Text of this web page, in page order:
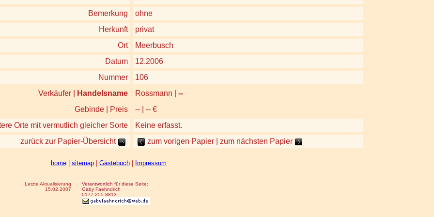
Bemerkung
ohne
Herkunft
privat
Ort
Meerbusch
Datum
12.2006
Nummer
106
Verkäufer |
Handelsname Rossmann | --
Gebinde | Preis
-- | -- €
Orte mit vermutlich gleicher Sorte
Keine erfasst.
zurück zur Papier-Übersicht
zum vorigen Papier | zum nächsten Papier
home| sitemap| Gästebuch| Impressum
Letzte Aktualisierung
15.02.2007
Verantwortlich für diese Seite:
Gaby Faehndrich
0177-255 8813